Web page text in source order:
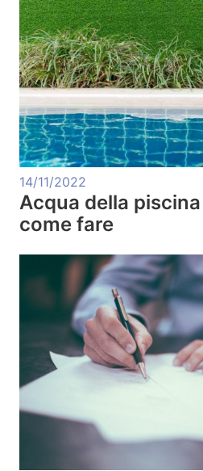
14/11/2022
Acqua della
come fare